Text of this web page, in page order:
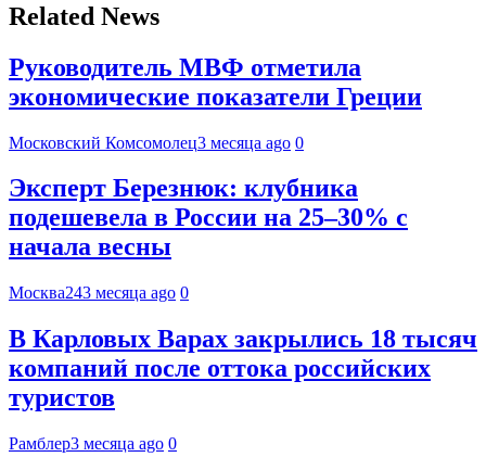
Related News
Руководитель МВФ отметила
экономические показатели Греции
Московский Комсомолец3 месяца ago 0
Эксперт Березнюк: клубника
подешевела в России на 25–30% с
начала весны
Москва243 месяца ago 0
В Карловых Варах закрылись 18 тысяч
компаний после оттока российских
туристов
Рамблер3 месяца ago 0